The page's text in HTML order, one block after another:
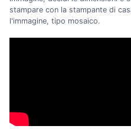
stampare con la stampante di
l'immagine, tipo mosaico.